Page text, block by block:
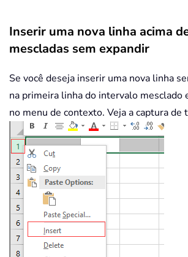
Inserir uma nova linha acima
mescladas sem expandir
Se você deseja inserir uma nova linha
na primeira linha do intervalo mesclado
no menu de contexto. Veja a captura de